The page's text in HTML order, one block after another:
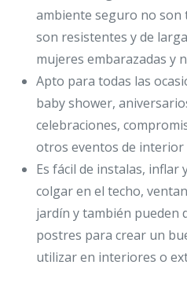
ambiente seguro no son
son resistentes y de
mujeres embarazadas y
Apto para todas las
baby shower,
celebraciones,
otros eventos de interior
Es fácil de instalas, inflar
colgar en el techo,
jardín y también pueden
postres para crear un
utilizar en interiores o